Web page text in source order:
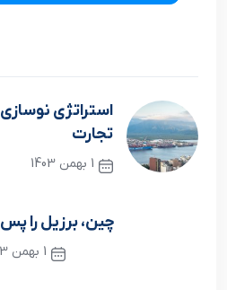
استراتژی
تجارت
1 بهمن 1403
چین، برزیل را
1 بهمن 1403